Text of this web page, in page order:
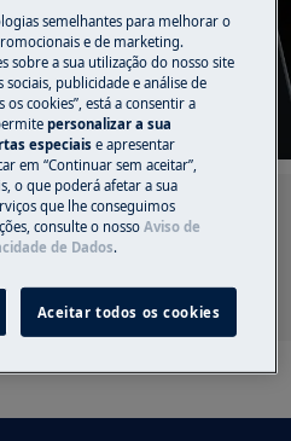
de vácuo
artigos de suporte
semelhantes para melhorar o
e de marketing.
sobre a sua utilização do nosso site
publicidade e análise de
cookies”, está a consentir a
personalizar a sua
especiaise apresentar
em “Continuar sem aceitar”,
o que poderá afetar a sua
que lhe conseguimos
consulte o nossoAviso de
de Dados.
Aceitar todos os cookies